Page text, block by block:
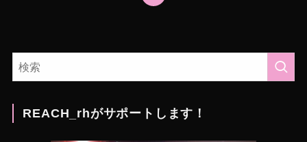
REACH_rhがサポートします！